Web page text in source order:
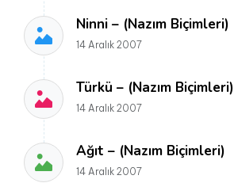
Ninni – (Nazım Biçimleri)
14 Aralık 2007
Türkü – (Nazım Biçimleri)
14 Aralık 2007
Ağıt – (Nazım Biçimleri)
14 Aralık 2007